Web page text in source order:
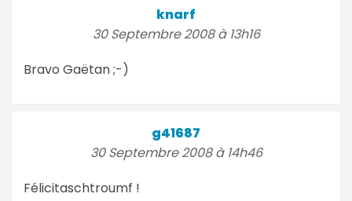
knarf
30 Septembre 2008 à 13h16
Bravo Gaëtan ;-)
g41687
30 Septembre 2008 à 14h46
Félicitaschtroumf !